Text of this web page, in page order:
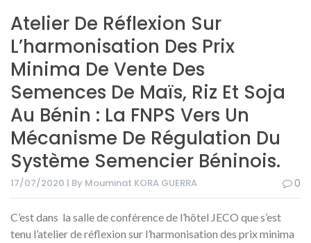
Atelier De Réflexion Sur
L’harmonisation Des Prix
Minima De Vente Des
Semences De Maïs, Riz Et Soja
Au Bénin : La FNPS Vers Un
Mécanisme De Régulation Du
Système Semencier Béninois.
17/07/2020 | By Mouminat KORA GUERRA 0
C’est dans la salle de conférence de l’hôtel JECO que s’est
tenu l’atelier de réflexion sur l’harmonisation des prix minima